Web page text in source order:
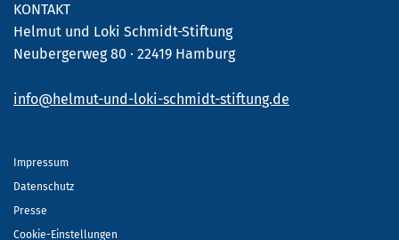
KONTAKT
Helmut und Loki Schmidt-Stiftung
Neubergerweg 80 · 22419 Hamburg
info@helmut-und-loki-schmidt-stiftung.de
Impressum
Datenschutz
Presse
Cookie-Einstellungen